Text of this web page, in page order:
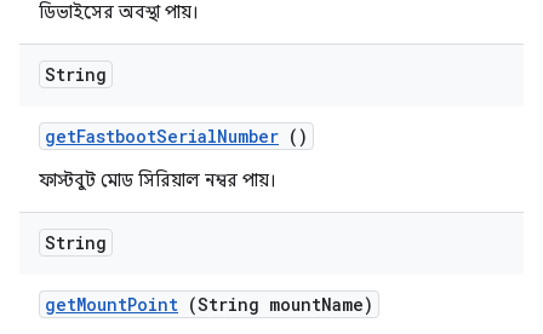
ডিভাইসের অবস্থা পায়।
String
getFastbootSerialNumber ()
ফাস্টবুট মোড সিরিয়াল নম্বর পায়।
String
getMountPoint (String mountName)